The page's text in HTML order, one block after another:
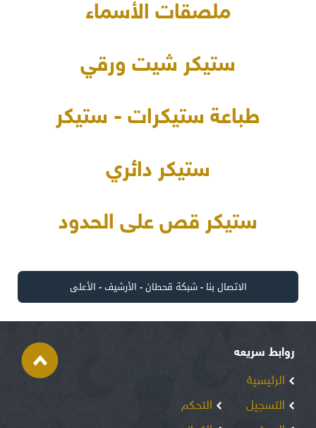
ملصقات الأسماء
ستيكر شيت ورقي
طباعة ستيكرات - ستيكر
ستيكر دائري
ستيكر قص على الحدود
الاتصال بنا -شبكة قحطان- الأرشيف- الأعلى
روابط سريعه
الرئيسية
التسجيل
التحكم